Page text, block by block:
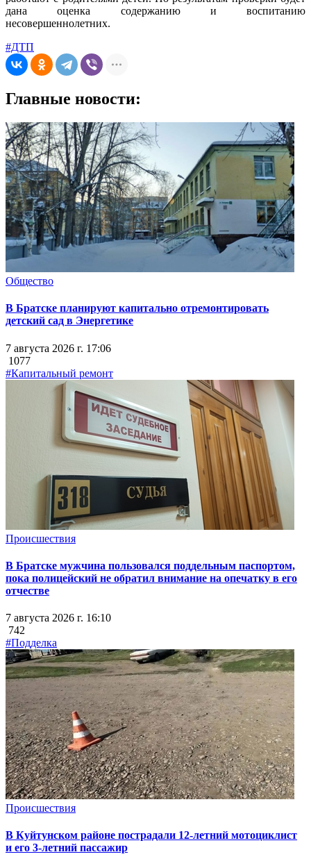
дана оценка содержанию и воспитанию
несовершеннолетних.
#ДТП
Главные новости:
Общество
В Братске планируют капитально отремонтировать
детский сад в Энергетике
7 августа 2026 г. 17:06
1077
#Капитальный ремонт
Происшествия
В Братске мужчина пользовался поддельным паспортом,
пока полицейский не обратил внимание на опечатку в его
отчестве
7 августа 2026 г. 16:10
742
#Подделка
Происшествия
В Куйтунском районе пострадали 12-летний мотоциклист
и его 3-летний пассажир